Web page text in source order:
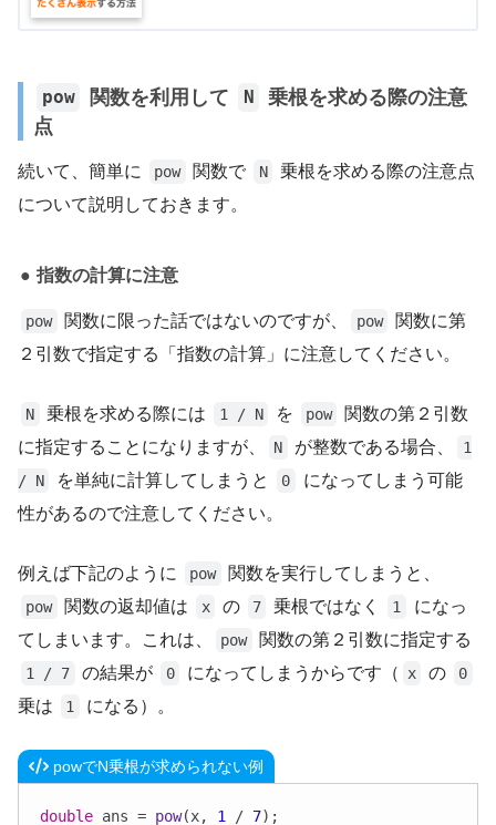
pow 関数を利用して N
乗根を求める際の注意
点
続いて、簡単に pow 関数で N
乗根を求める際の注意点
について説明しておきます。
指数の計算に注意
pow 関数に限った話ではないのですが、 pow
関数に第
２引数で指定する「指数の計算」に注意してください。
N 乗根を求める際には 1 / N を pow
関数の第２引数
に指定することになりますが、
N が整数である場合、
1
/ N
を単純に計算してしまうと 0
になってしまう可能
性があるので注意してください。
例えば下記のように pow 関数を実行してしまうと、
pow 関数の返却値は x の 7 乗根ではなく 1
になっ
てしまいます。これは、
pow 関数の第２引数に指定する
1 / 7 の結果が 0 になってしまうからです（ x の 0
乗は 1 になる）。
powでN乗根が求められない例
double ans = pow(x, 1 / 7);